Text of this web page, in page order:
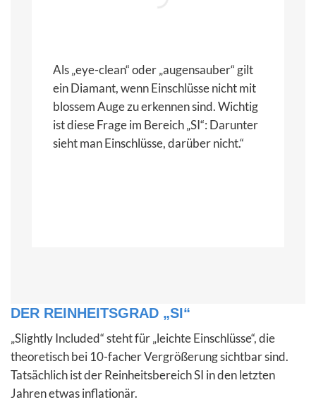
Als „eye-clean“ oder „augensauber“ gilt
ein Diamant, wenn Einschlüsse nicht mit
blossem Auge zu erkennen sind. Wichtig
ist diese Frage im Bereich „SI“: Darunter
sieht man Einschlüsse, darüber nicht.“
DER REINHEITSGRAD „SI“
„Slightly Included“ steht für „leichte Einschlüsse“, die
theoretisch bei 10-facher Vergrößerung sichtbar sind.
Tatsächlich ist der Reinheitsbereich SI in den letzten
Jahren etwas inflationär.